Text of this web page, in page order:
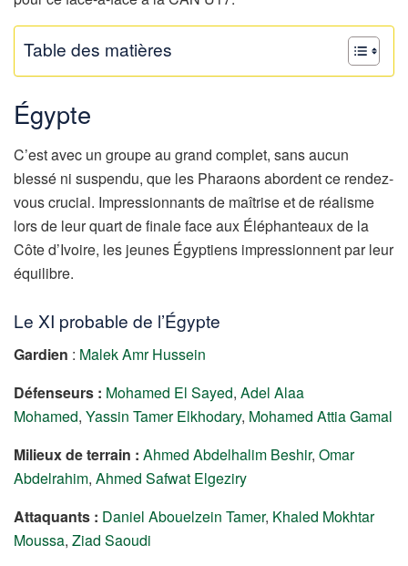
Table des matières
Égypte
C’est avec un groupe au grand complet, sans aucun
blessé ni suspendu, que les Pharaons abordent ce rendez-
vous crucial. Impressionnants de maîtrise et de réalisme
lors de leur quart de finale face aux Éléphanteaux de la
Côte d’Ivoire, les jeunes Égyptiens impressionnent par leur
équilibre.
Le XI probable de l’Égypte
Gardien : Malek Amr Hussein
Défenseurs : Mohamed El Sayed, Adel Alaa
Mohamed, Yassin Tamer Elkhodary, Mohamed Attia Gamal
Milieux de terrain : Ahmed Abdelhalim Beshir, Omar
Abdelrahim, Ahmed Safwat Elgeziry
Attaquants : Daniel Abouelzein Tamer, Khaled Mokhtar
Moussa, Ziad Saoudi